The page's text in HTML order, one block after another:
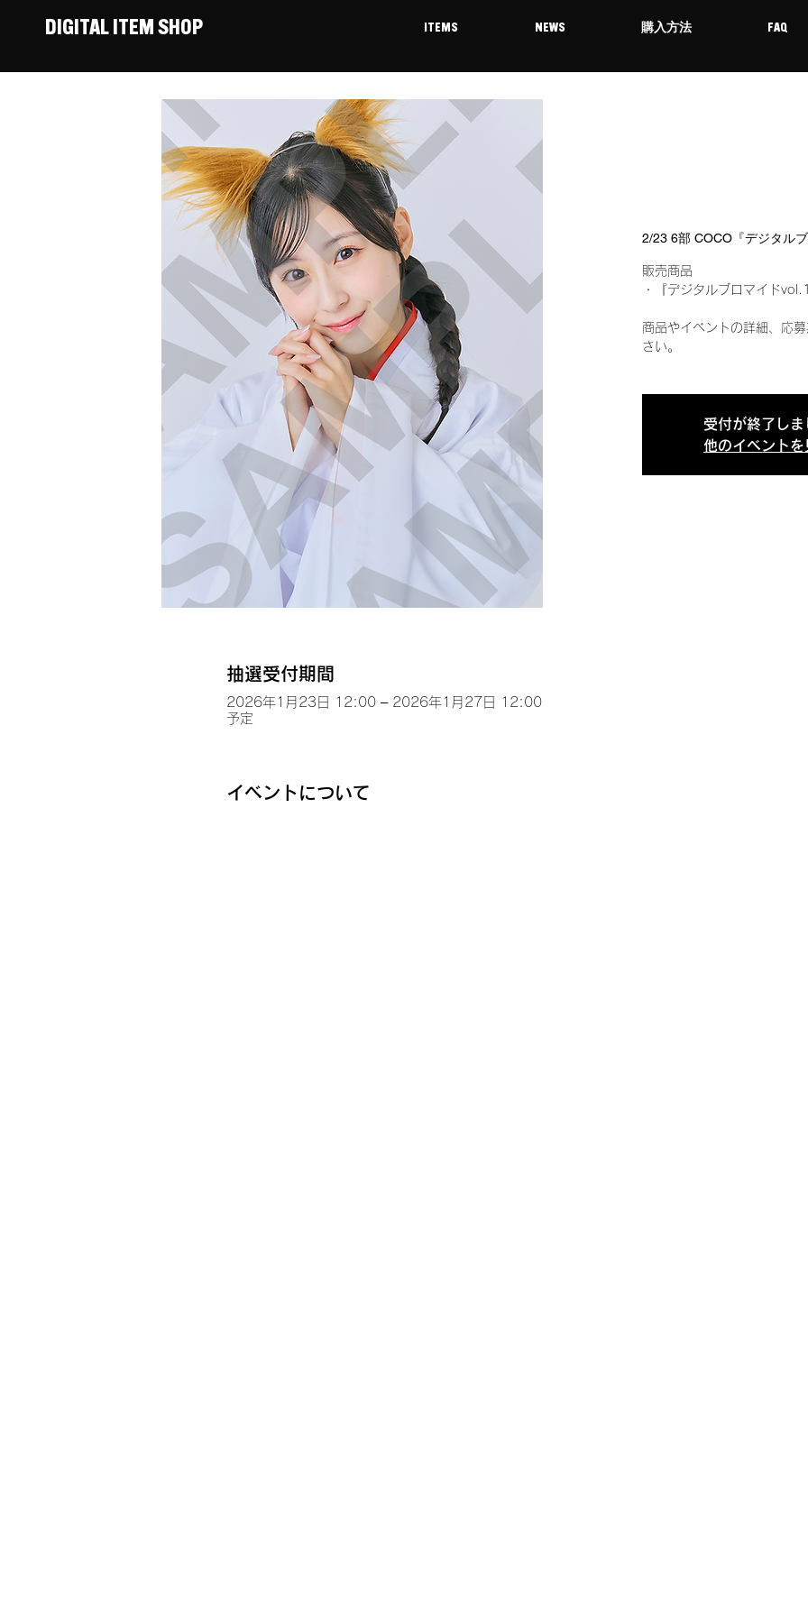
DIGITAL ITEM SHOP ITEMS NEWS 購入方法 FAQ
2/23 6部 COCO『デジタル
販売商品
・『デジタルブロマイド
商品やイベントの詳細、応
さい。
受付が終了しま
他のイベントを
抽選受付期間
2026年1月23日 12:00 – 2026年1月27日 12:00
予定
イベントについて